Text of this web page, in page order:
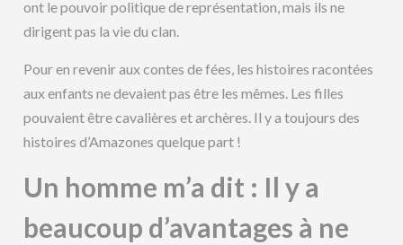
ont le pouvoir politique de représentation, mais ils ne
dirigent pas la vie du clan.
Pour en revenir aux contes de fées, les histoires racontées
aux enfants ne devaient pas être les mêmes. Les filles
pouvaient être cavalières et archères. Il y a toujours des
histoires d’Amazones quelque part !
Un homme m’a dit : Il y a
beaucoup d’avantages à ne